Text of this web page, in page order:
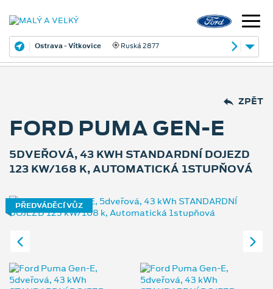
Ostrava - Vítkovice Ruská 2877
ZPĚT
FORD PUMA GEN-E
5DVEŘOVÁ, 43 KWH STANDARDNÍ DOJEZD
123 KW/168 K, AUTOMATICKÁ 1STUPŇOVÁ
PŘEDVÁDĚCÍ VŮZ